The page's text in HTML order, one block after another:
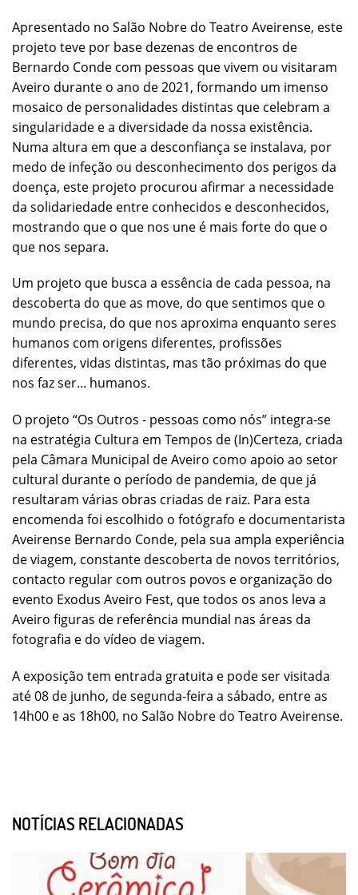
Apresentado no Salão Nobre do Teatro Aveirense, este
projeto teve por base dezenas de encontros de
Bernardo Conde com pessoas que vivem ou visitaram
Aveiro durante o ano de 2021, formando um imenso
mosaico de personalidades distintas que celebram a
singularidade e a diversidade da nossa existência.
Numa altura em que a desconfiança se instalava, por
medo de infeção ou desconhecimento dos perigos da
doença, este projeto procurou afirmar a necessidade
da solidariedade entre conhecidos e desconhecidos,
mostrando que o que nos une é mais forte do que o
que nos separa.
Um projeto que busca a essência de cada pessoa, na
descoberta do que as move, do que sentimos que o
mundo precisa, do que nos aproxima enquanto seres
humanos com origens diferentes, profissões
diferentes, vidas distintas, mas tão próximas do que
nos faz ser... humanos.
O projeto “Os Outros - pessoas como nós” integra-se
na estratégia Cultura em Tempos de (In)Certeza, criada
pela Câmara Municipal de Aveiro como apoio ao setor
cultural durante o período de pandemia, de que já
resultaram várias obras criadas de raiz. Para esta
encomenda foi escolhido o fotógrafo e documentarista
Aveirense Bernardo Conde, pela sua ampla experiência
de viagem, constante descoberta de novos territórios,
contacto regular com outros povos e organização do
evento Exodus Aveiro Fest, que todos os anos leva a
Aveiro figuras de referência mundial nas áreas da
fotografia e do vídeo de viagem.
A exposição tem entrada gratuita e pode ser visitada
até 08 de junho, de segunda-feira a sábado, entre as
14h00 e as 18h00, no Salão Nobre do Teatro Aveirense.
NOTÍCIAS RELACIONADAS